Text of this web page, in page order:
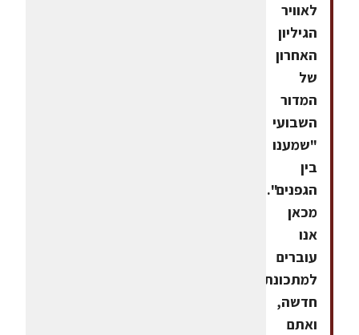
לאוויר
הגיליון
האחרון
של
המדור
השבועי
"שמענו
בין
הגפנים".
מכאן
אנו
עוברים
למתכונת
חדשה,
ואתם